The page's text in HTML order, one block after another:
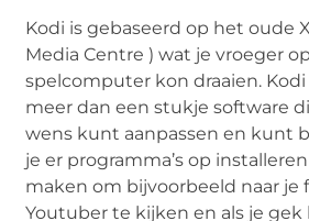
Kodi is gebaseerd op het oude
Media Centre ) wat je vroeger
spelcomputer kon draaien.
meer dan een stukje software
wens kunt aanpassen en kunt
je er programma’s op
maken om bijvoorbeeld naar je
Youtuber te kijken en als je